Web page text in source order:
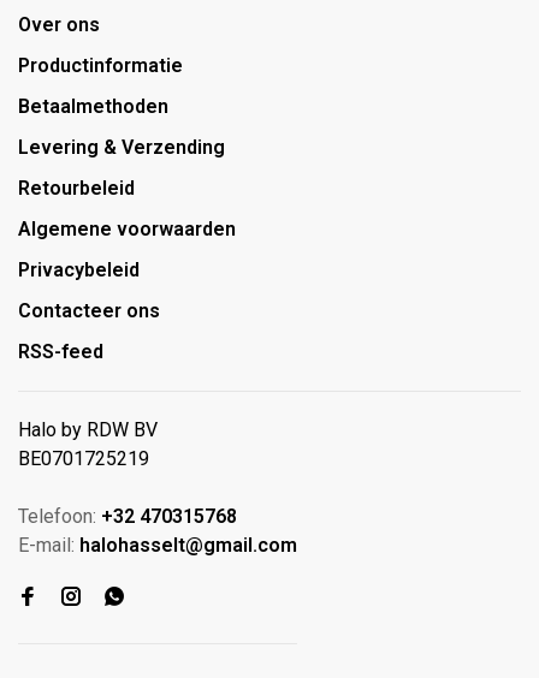
Over ons
Productinformatie
Betaalmethoden
Levering & Verzending
Retourbeleid
Algemene voorwaarden
Privacybeleid
Contacteer ons
RSS-feed
Halo by RDW BV
BE0701725219
Telefoon: +32 470315768
E-mail: halohasselt@gmail.com